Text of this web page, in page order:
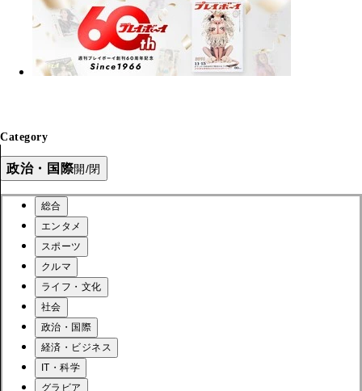
Category
政治・国際開/閉
総合
エンタメ
スポーツ
クルマ
ライフ・文化
社会
政治・国際
経済・ビジネス
IT・科学
グラビア